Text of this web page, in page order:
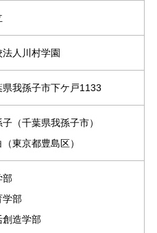
法人川村学園
県我孫子市下ケ戸1133
（千葉県我孫子市）
（東京都豊島区）
部
学部
創造学部